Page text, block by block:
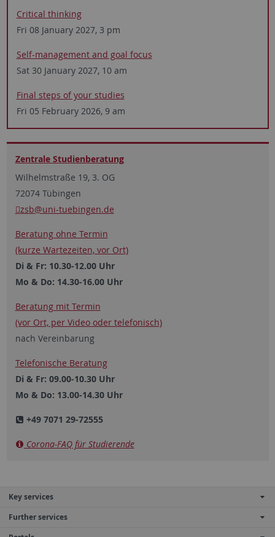
Critical thinking
Fri 08 January 2027, 3 pm
Self-management and ­goal focus
Sat 30 January 2027, 10 am
Final steps of your studies
Fri 05 February 2026, 9 am
Zentrale Studien­beratung
Wilhelmstraße 19, 3. OG
72074 Tübingen
zsb@uni-tuebingen.de
Beratung ohne Termin
(kurze Wartezeiten, vor Ort)
Di & Fr: 10.30-12.00 Uhr
Mo & Do: 14.30-16.00 Uhr
Beratung mit Termin
(vor Ort, per Video oder ­telefonisch)
nach Vereinbarung
Telefonische Beratung
Di & Fr: 09.00-10.30 Uhr
Mo & Do: 13.00-14.30 Uhr
+49 7071 29-72555
Corona-FAQ für Studierende
Key services
Further services